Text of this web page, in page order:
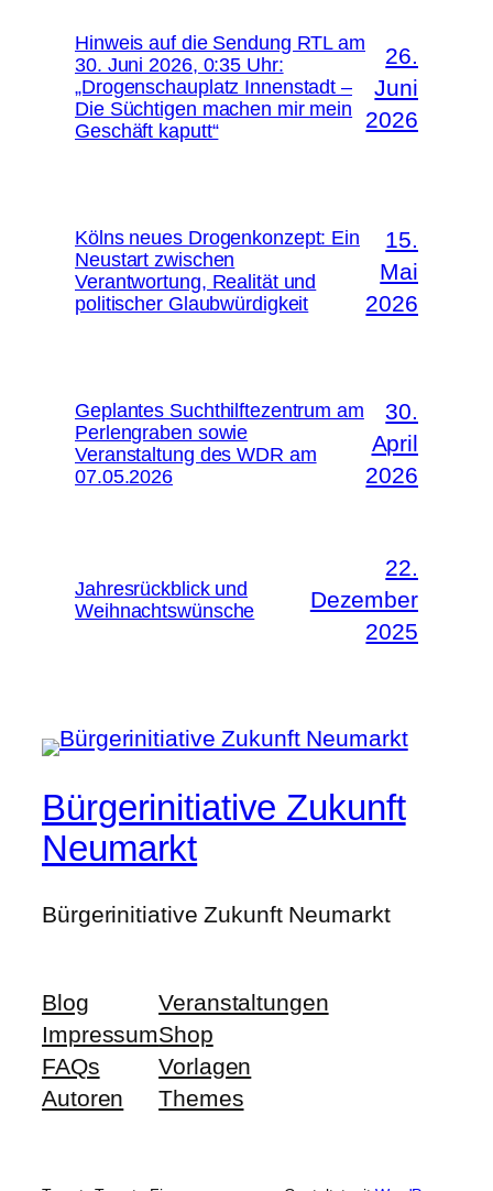
Hinweis auf die Sendung RTL am
30. Juni 2026, 0:35 Uhr:
„Drogenschauplatz Innenstadt –
Die Süchtigen machen mir mein
Geschäft kaputt“
26.
Juni
2026
Kölns neues Drogenkonzept: Ein
Neustart zwischen
Verantwortung, Realität und
politischer Glaubwürdigkeit
15.
Mai
2026
Geplantes Suchthilftezentrum am
Perlengraben sowie
Veranstaltung des WDR am
07.05.2026
30.
April
2026
Jahresrückblick und
Weihnachtswünsche
22.
Dezember
2025
Bürgerinitiative Zukunft
Neumarkt
Bürgerinitiative Zukunft Neumarkt
Blog
Impressum
FAQs
Autoren
Veranstaltungen
Shop
Vorlagen
Themes